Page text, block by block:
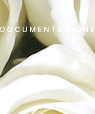
DOCUMENTAZIONE